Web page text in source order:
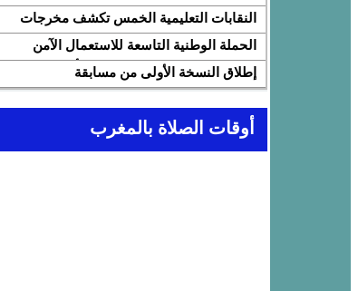
الفنيدق… تحقيق عاجل ولجنة تفتيش على
الخط
النقابات التعليمية الخمس تكشف مخرجات
اجتماع 12 فبراير مع وزارة التربية والتعليم
وتطالب بتسريع تنزيل الالتزامات
الحملة الوطنية التاسعة للاستعمال الآمن
للإنترنت: تعبئة تربوية لمواجهة الأخبار الزائفة
في عصر الذكاء الاصطناعي
إطلاق النسخة الأولى من مسابقة
“Cap'Lecture Maroc” لتعزيز القراءة
بالفرنسية سنة 2026
أوقات الصلاة بالمغرب